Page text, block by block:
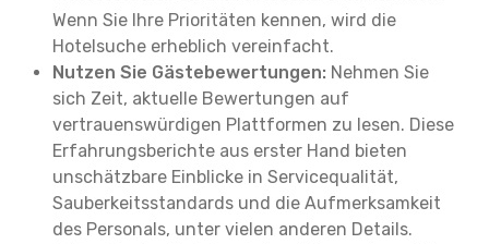
Wenn Sie Ihre Prioritäten kennen, wird die
Hotelsuche erheblich vereinfacht.
Nutzen Sie Gästebewertungen: Nehmen Sie
sich Zeit, aktuelle Bewertungen auf
vertrauenswürdigen Plattformen zu lesen. Diese
Erfahrungsberichte aus erster Hand bieten
unschätzbare Einblicke in Servicequalität,
Sauberkeitsstandards und die Aufmerksamkeit
des Personals, unter vielen anderen Details.